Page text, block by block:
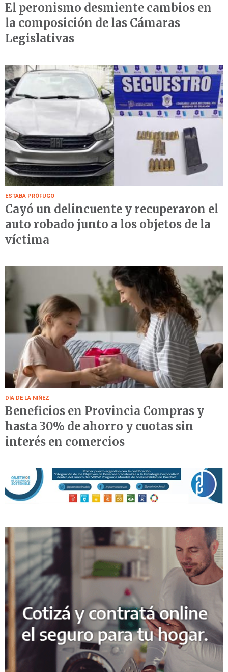
El peronismo desmiente cambios en
la composición de las Cámaras
Legislativas
ESTABA PRÓFUGO
Cayó un delincuente y recuperaron el
auto robado junto a los objetos de la
víctima
DÍA DE LA NIÑEZ
Beneficios en Provincia Compras y
hasta 30% de ahorro y cuotas sin
interés en comercios